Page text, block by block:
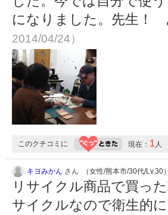
になりました。先生
2014/04/24）
このクチコミに 現在： 1人
キヨみかん さん （女性/熊本市/30代/Lv.30）
リサイクル商品で買っ
サイクルなので衛生的